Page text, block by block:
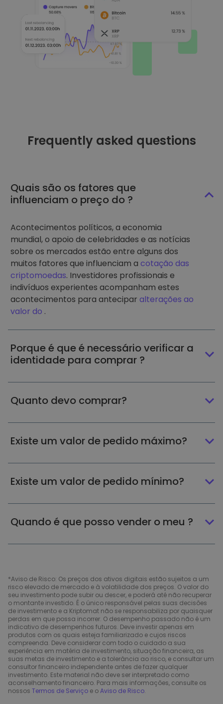
Frequently asked questions
Quais são os fatores que
influenciam o preço do ?
Acontecimentos políticos, a economia
mundial, o apoio de celebridades e as notícias
sobre os mercados estão entre alguns dos
muitos fatores que influenciam a cotação das
criptomoedas. Investidores profissionais e
indivíduos experientes acompanham estes
acontecimentos para antecipar alterações ao
valor do .
Porque é que é necessário verificar a
identidade para comprar ?
Quanto devo comprar?
Existe um valor de pedido máximo?
Existe um valor de pedido mínimo?
Quando é que posso vender o meu ?
*Aviso de Risco: Os preços dos ativos digitais estão sujeitos a um
risco elevado de mercado e à volatilidade dos preços. O valor do
seu investimento pode subir ou descer, e poderá até não recuperar
o montante investido. É o único responsável pelas suas decisões
de investimento e a Kriptomat não se responsabiliza por quaisquer
perdas em que possa incorrer. O desempenho passado não é um
indicativo de desempenhos futuros. Deve investir apenas em
produtos com os quais esteja familiarizado e cujos riscos
compreenda. Deve considerar com todo o cuidado a sua
experiência em matéria de investimento, situação financeira, as
suas metas de investimento e a tolerância ao risco, e consultar um
consultor financeiro independente antes de fazer qualquer
investimento. Este material não deve ser interpretado como
aconselhamento financeiro. Para mais informações, consulte os
nossos Termos de Serviço e oAviso de Risco.